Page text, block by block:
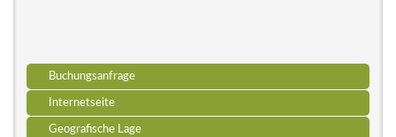
Buchungsanfrage
Internetseite
Geografische Lage